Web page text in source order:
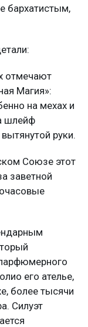
бархатистым,
отмечают
Магия»:
на мехах и
шлейф
руки.
Союзе этот
заветной
его ателье,
более тысячи
Силуэт